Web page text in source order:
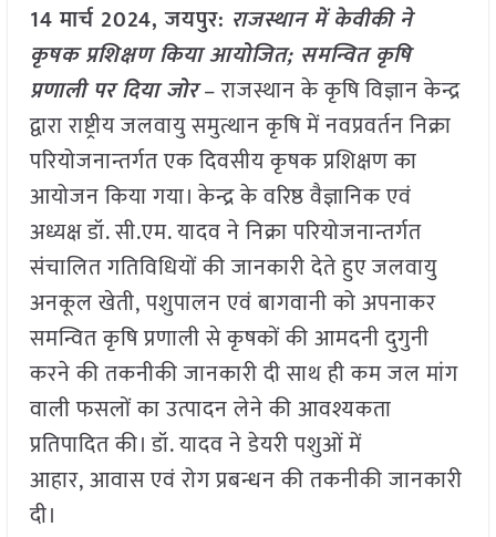
14 मार्च 2024, जयपुर: राजस्थान में केवीकी ने
कृषक प्रशिक्षण किया आयोजित; समन्वित कृषि
प्रणाली पर दिया जोर– राजस्थान के कृषि विज्ञान केन्द्र
द्वारा राष्ट्रीय जलवायु समुत्थान कृषि में नवप्रवर्तन निक्रा
परियोजनान्तर्गत एक दिवसीय कृषक प्रशिक्षण का
आयोजन किया गया। केन्द्र के वरिष्ठ वैज्ञानिक एवं
अध्यक्ष डॉ. सी.एम. यादव ने निक्रा परियोजनान्तर्गत
संचालित गतिविधियों की जानकारी देते हुए जलवायु
अनकूल खेती, पशुपालन एवं बागवानी को अपनाकर
समन्वित कृषि प्रणाली से कृषकों की आमदनी दुगुनी
करने की तकनीकी जानकारी दी साथ ही कम जल मांग
वाली फसलों का उत्पादन लेने की आवश्यकता
प्रतिपादित की। डॉ. यादव ने डेयरी पशुओं में
आहार, आवास एवं रोग प्रबन्धन की तकनीकी जानकारी
दी।